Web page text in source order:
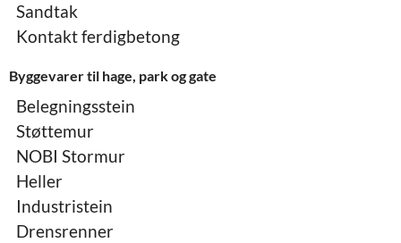
Sandtak
Kontakt ferdigbetong
Byggevarer til hage, park og gate
Belegningsstein
Støttemur
NOBI Stormur
Heller
Industristein
Drensrenner